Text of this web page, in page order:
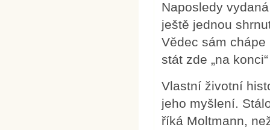
Naposledy
ještě jednou
Vědec sám chápe
stát zde „na
Vlastní životní
jeho myšlení.
říká Moltmann,